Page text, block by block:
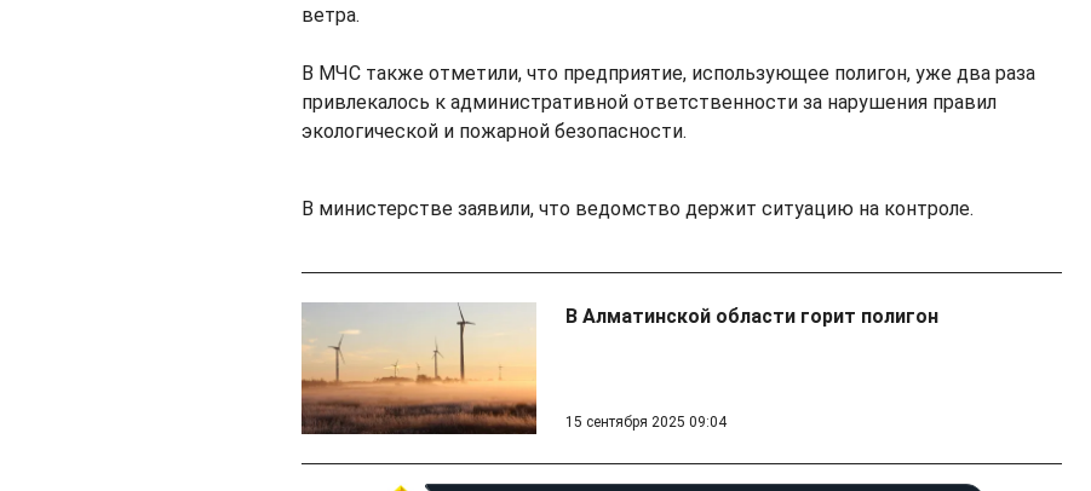
ветра.
В МЧС также отметили, что предприятие, использующее полигон, уже два раза
привлекалось к административной ответственности за нарушения правил
экологической и пожарной безопасности.
В министерстве заявили, что ведомство держит ситуацию на контроле.
В Алматинской области горит полигон
15 сентября 2025 09:04